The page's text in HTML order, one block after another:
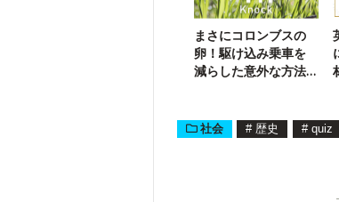
まさにコロンブスの
卵！駆け込み乗車を
減らした意外な方法
社会 # 歴史 # quiz